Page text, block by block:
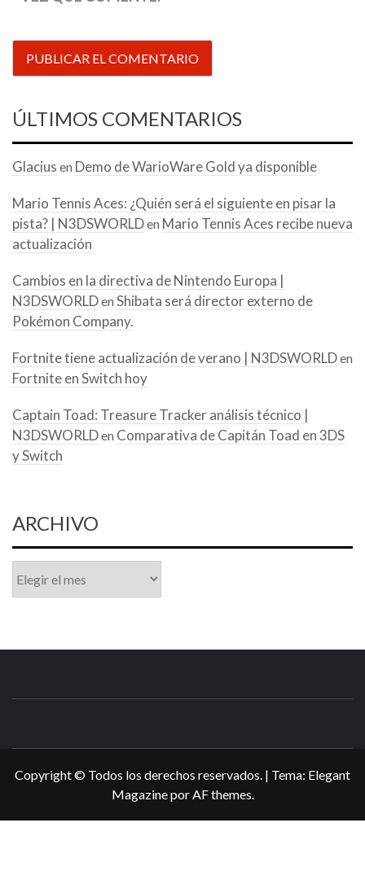
ÚLTIMOS COMENTARIOS
Glacius en Demo de WarioWare Gold ya disponible
Mario Tennis Aces: ¿Quién será el siguiente en pisar la
pista? | N3DSWORLDen Mario Tennis Aces recibe nueva
actualización
Cambios en la directiva de Nintendo Europa |
N3DSWORLDen Shibata será director externo de
Pokémon Company.
Fortnite tiene actualización de verano | N3DSWORLDen
Fortnite en Switch hoy
Captain Toad: Treasure Tracker análisis técnico |
N3DSWORLDen Comparativa de Capitán Toad en 3DS
y Switch
ARCHIVO
Copyright © Todos los derechos reservados. | Tema: Elegant
MagazineporAF themes.